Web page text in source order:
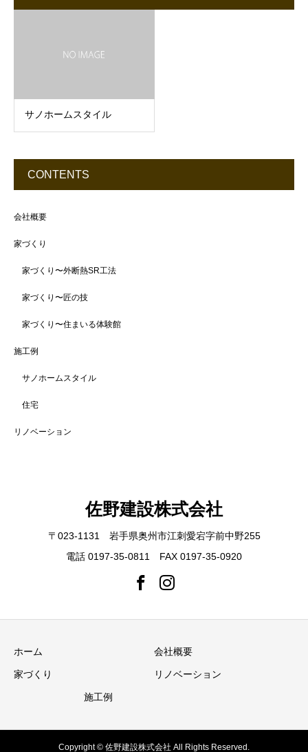
サノホームスタイル
CONTENTS
会社概要
家づくり
家づくり〜外断熱SR工法
家づくり〜匠の技
家づくり〜住まいる体験館
施工例
サノホームスタイル
住宅
リノベーション
佐野建設株式会社
〒023-1131 岩手県奥州市江刺愛宕字前中野255
電話 0197-35-0811 FAX 0197-35-0920
ホーム 会社概要
家づくり リノベーション
施工例
Copyright © 佐野建設株式会社 All Rights Reserved.